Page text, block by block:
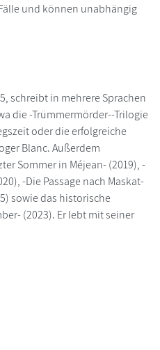
und können unabhängig
schreibt in mehrere Sprachen
die -Trümmermörder--Trilogie
oder die erfolgreiche
Blanc. Außerdem
Sommer in Méjean- (2019), -
-Die Passage nach Maskat-
sowie das historische
(2023). Er lebt mit seiner